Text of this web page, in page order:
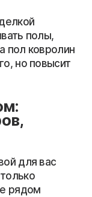
полы,
пол ковролин
но повысит
для вас
рядом